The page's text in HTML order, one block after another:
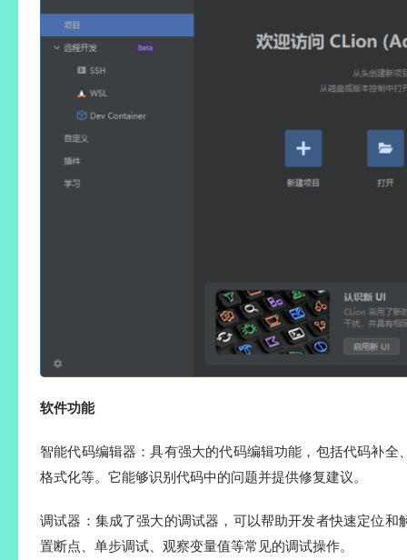
软件功能
智能代码编辑器：具有强大的代码编辑功能，包括代码补全
格式化等。它能够识别代码中的问题并提供修复建议。
调试器：集成了强大的调试器，可以帮助开发者快速定位和
置断点、单步调试、观察变量值等常见的调试操作。